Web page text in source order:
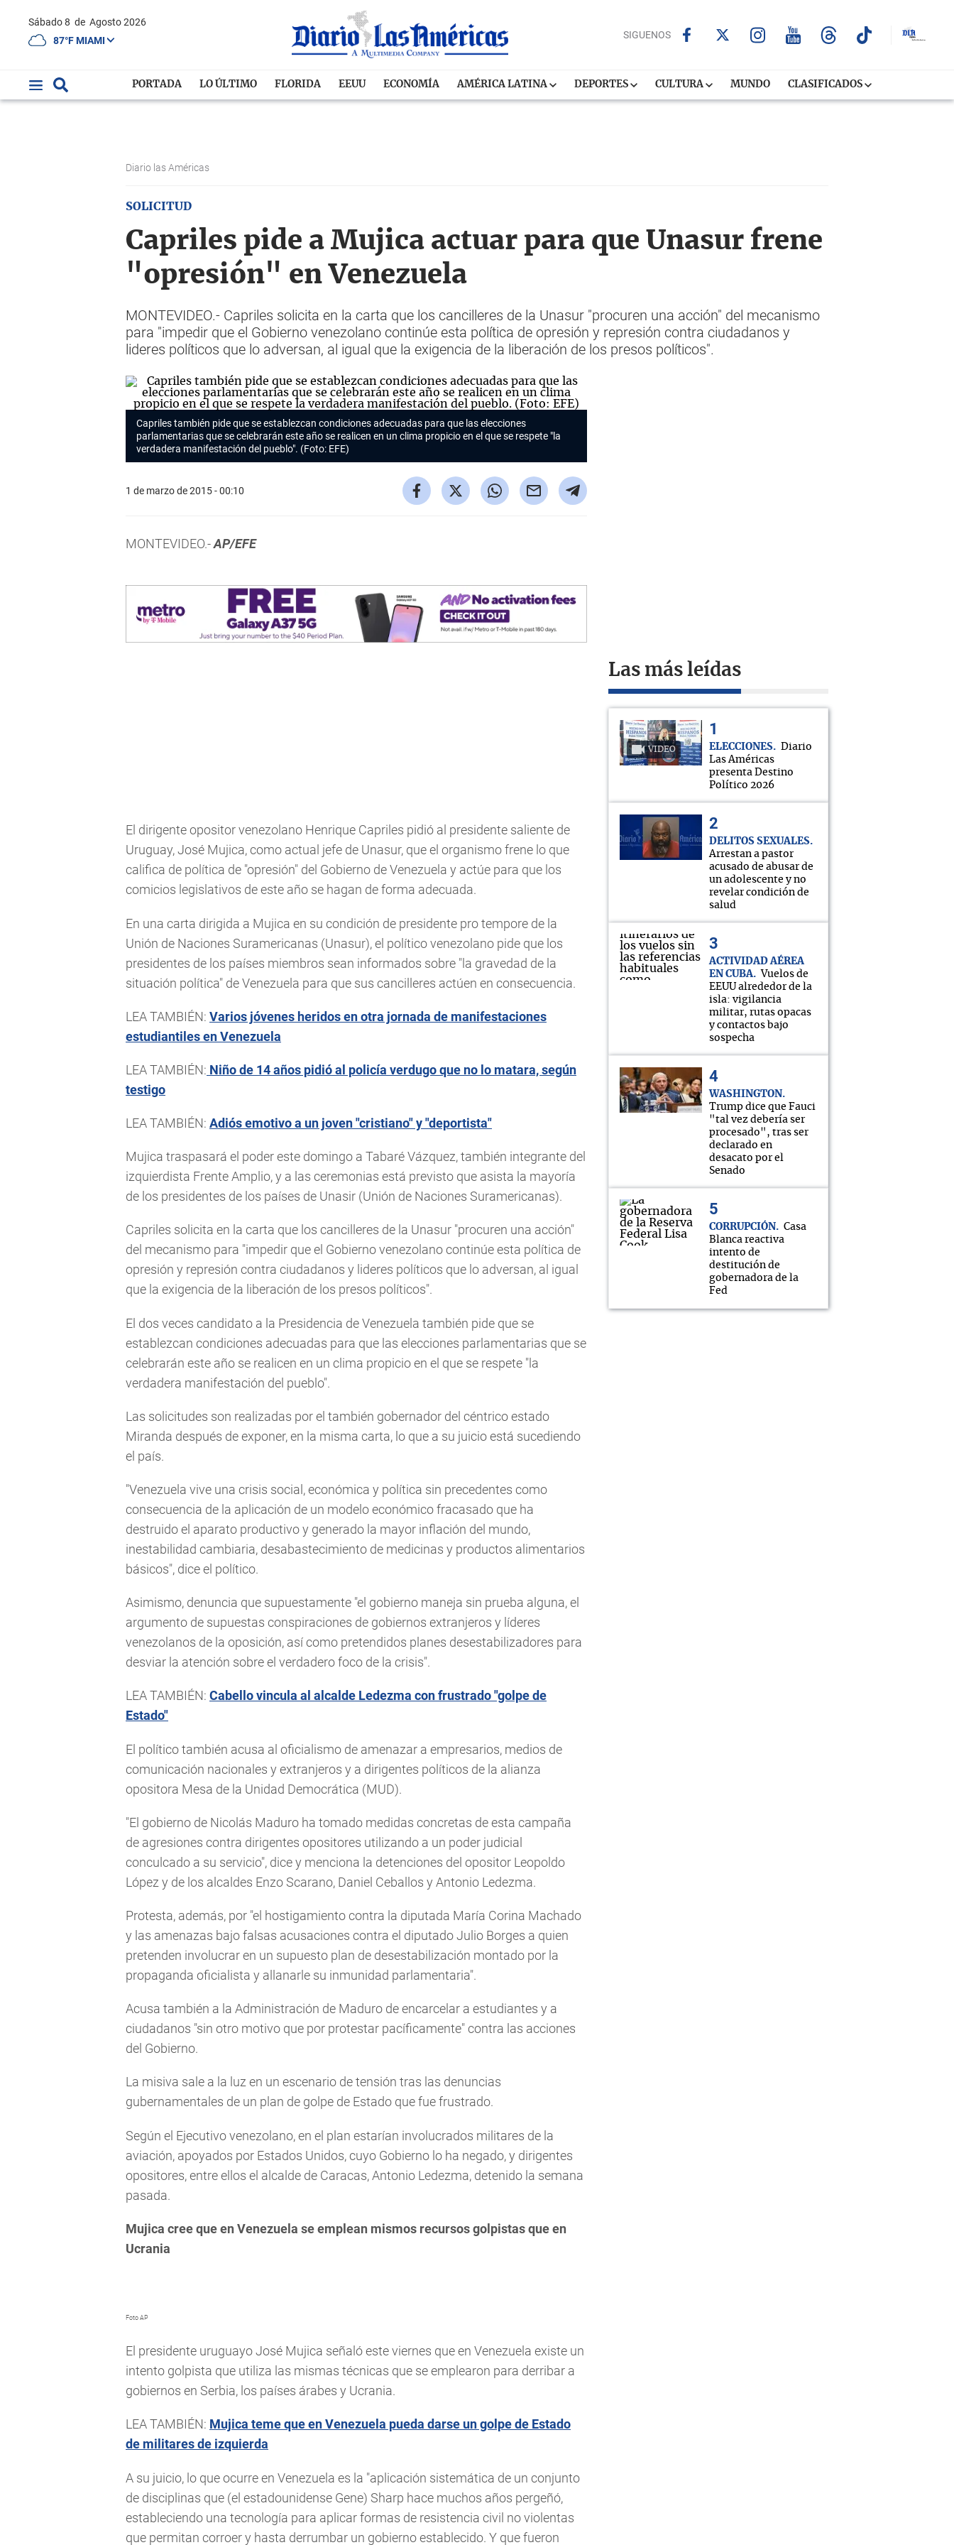
Sábado 8 de Agosto 2026
87°F MIAMI
SIGUENOS
PORTADA LO ÚLTIMO FLORIDA EEUU ECONOMÍA AMÉRICA LATINA DEPORTES CULTURA MUNDO CLASIFICADOS
Diario las Américas
SOLICITUD
Capriles pide a Mujica actuar para que Unasur frene
"opresión" en Venezuela
MONTEVIDEO.- Capriles solicita en la carta que los cancilleres de la Unasur "procuren una acción" del mecanismo
para "impedir que el Gobierno venezolano continúe esta política de opresión y represión contra ciudadanos y
lideres políticos que lo adversan, al igual que la exigencia de la liberación de los presos políticos".
Capriles también pide que se establezcan condiciones adecuadas para que las elecciones
parlamentarias que se celebrarán este año se realicen en un clima propicio en el que se respete "la
verdadera manifestación del pueblo". (Foto: EFE)
1 de marzo de 2015 - 00:10
MONTEVIDEO.-AP/EFE
El dirigente opositor venezolano Henrique Capriles pidió al presidente saliente de
Uruguay, José Mujica, como actual jefe de Unasur, que el organismo frene lo que
califica de política de "opresión" del Gobierno de Venezuela y actúe para que los
comicios legislativos de este año se hagan de forma adecuada.
En una carta dirigida a Mujica en su condición de presidente pro tempore de la
Unión de Naciones Suramericanas (Unasur), el político venezolano pide que los
presidentes de los países miembros sean informados sobre "la gravedad de la
situación política" de Venezuela para que sus cancilleres actúen en consecuencia.
LEA TAMBIÉN: Varios jóvenes heridos en otra jornada de manifestaciones
estudiantiles en Venezuela
LEA TAMBIÉN: Niño de 14 años pidió al policía verdugo que no lo matara, según
testigo
LEA TAMBIÉN: Adiós emotivo a un joven "cristiano" y "deportista"
Mujica traspasará el poder este domingo a Tabaré Vázquez, también integrante del
izquierdista Frente Amplio, y a las ceremonias está previsto que asista la mayoría
de los presidentes de los países de Unasir (Unión de Naciones Suramericanas).
Capriles solicita en la carta que los cancilleres de la Unasur "procuren una acción"
del mecanismo para "impedir que el Gobierno venezolano continúe esta política de
opresión y represión contra ciudadanos y lideres políticos que lo adversan, al igual
que la exigencia de la liberación de los presos políticos".
El dos veces candidato a la Presidencia de Venezuela también pide que se
establezcan condiciones adecuadas para que las elecciones parlamentarias que se
celebrarán este año se realicen en un clima propicio en el que se respete "la
verdadera manifestación del pueblo".
Las solicitudes son realizadas por el también gobernador del céntrico estado
Miranda después de exponer, en la misma carta, lo que a su juicio está sucediendo
el país.
"Venezuela vive una crisis social, económica y política sin precedentes como
consecuencia de la aplicación de un modelo económico fracasado que ha
destruido el aparato productivo y generado la mayor inflación del mundo,
inestabilidad cambiaria, desabastecimiento de medicinas y productos alimentarios
básicos", dice el político.
Asimismo, denuncia que supuestamente "el gobierno maneja sin prueba alguna, el
argumento de supuestas conspiraciones de gobiernos extranjeros y líderes
venezolanos de la oposición, así como pretendidos planes desestabilizadores para
desviar la atención sobre el verdadero foco de la crisis".
LEA TAMBIÉN: Cabello vincula al alcalde Ledezma con frustrado "golpe de
Estado"
El político también acusa al oficialismo de amenazar a empresarios, medios de
comunicación nacionales y extranjeros y a dirigentes políticos de la alianza
opositora Mesa de la Unidad Democrática (MUD).
"El gobierno de Nicolás Maduro ha tomado medidas concretas de esta campaña
de agresiones contra dirigentes opositores utilizando a un poder judicial
conculcado a su servicio", dice y menciona la detenciones del opositor Leopoldo
López y de los alcaldes Enzo Scarano, Daniel Ceballos y Antonio Ledezma.
Protesta, además, por "el hostigamiento contra la diputada María Corina Machado
y las amenazas bajo falsas acusaciones contra el diputado Julio Borges a quien
pretenden involucrar en un supuesto plan de desestabilización montado por la
propaganda oficialista y allanarle su inmunidad parlamentaria".
Acusa también a la Administración de Maduro de encarcelar a estudiantes y a
ciudadanos "sin otro motivo que por protestar pacíficamente" contra las acciones
del Gobierno.
La misiva sale a la luz en un escenario de tensión tras las denuncias
gubernamentales de un plan de golpe de Estado que fue frustrado.
Según el Ejecutivo venezolano, en el plan estarían involucrados militares de la
aviación, apoyados por Estados Unidos, cuyo Gobierno lo ha negado, y dirigentes
opositores, entre ellos el alcalde de Caracas, Antonio Ledezma, detenido la semana
pasada.
Mujica cree que en Venezuela se emplean mismos recursos golpistas que en
Ucrania
Foto AP
E l presidente uruguayo José Mujica señaló este viernes que en Venezuela existe un
intento golpista que utiliza las mismas técnicas que se emplearon para derribar a
gobiernos en Serbia, los países árabes y Ucrania.
LEA TAMBIÉN: Mujica teme que en Venezuela pueda darse un golpe de Estado
de militares de izquierda
A su juicio, lo que ocurre en Venezuela es la "aplicación sistemática de un conjunto
de disciplinas que (el estadounidense Gene) Sharp hace muchos años pergeñó,
estableciendo una tecnología para aplicar formas de resistencia civil no violentas
que permitan corroer y hasta derrumbar un gobierno establecido. Y que fueron
Las más leídas
VIDEO ELECCIONES
Diario
Las Américas
presenta Destino
Político 2026
DELITOS SEXUALES
Arrestan a pastor
acusado de abusar de
un adolescente y no
revelar condición de
salud
ACTIVIDAD AÉREA
EN CUBA
Vuelos de
EEUU alrededor de la
isla: vigilancia
militar, rutas opacas
y contactos bajo
sospecha
WASHINGTON
Trump dice que Fauci
"tal vez debería ser
procesado", tras ser
declarado en
desacato por el
Senado
CORRUPCIÓN
Casa
Blanca reactiva
intento de
destitución de
gobernadora de la
Fed